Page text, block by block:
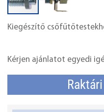
Kiegészítő
Kérjen ajánlatot egyedi